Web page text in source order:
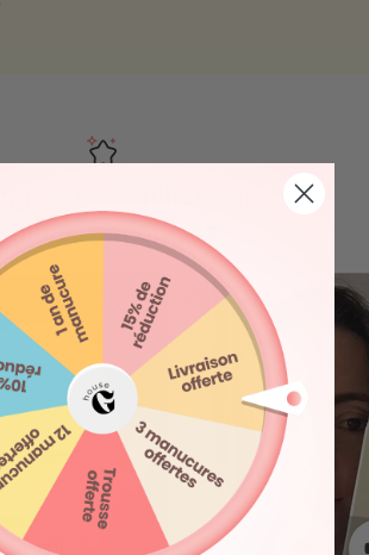
femmes conquises